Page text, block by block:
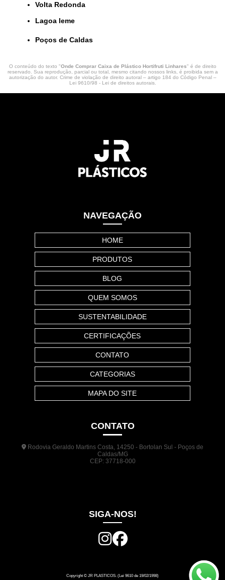
Volta Redonda
lagoa leme
Poços de Caldas
O conteúdo do texto "Onde Comprar Caixa de Plástico Hortifruti Linhares" é de direito
reservado. Sua reprodução, parcial ou total, mesmo citando nossos links, é proibida sem a
autorização do autor. Crime de violação de direito autoral – artigo 184 do Código Penal –
Lei 9610/98 - Lei de direitos autorais.
NAVEGAÇÃO
HOME
PRODUTOS
BLOG
QUEM SOMOS
SUSTENTABILIDADE
CERTIFICAÇÕES
CONTATO
CATEGORIAS
MAPA DO SITE
CONTATO
Rodovia Geraldo Martins Costa, 14250 - Bortolan Sul - Poços de
Caldas/MG
CEP: 37718-000
SIGA-NOS!
Copyright © JR PLASTICOS. (Lei 9610 de 19/02/1998)